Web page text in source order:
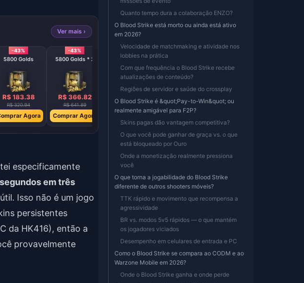
Ver mais ›
-43%
5800 Golds
R$ 183.38
R$ 320.94
Agora
-43%
5800 Golds * 2
R$ 366.82
R$ 641.89
Comprar Agora
-43%
5800 Golds * 4
R$ 1283.77
-43%
5800 Golds * 8
R$ 2567.54
Comprar Agora
especificamente
em três
Isso não é um jogo
persistentes
da HK416), então a
provavelmente
Quanto tempo dura a colaboração ENZO?
O Blood Strike está morto ou ainda está ativo
em 2026?
Velocidade de matchmaking e atividade nos
lobbies na prática
Com que frequência o Blood Strike recebe
atualizações de conteúdo?
Regiões de servidor e saúde do crossplay
O Blood Strike é &quot;Pay-to-Win&quot; ou
realmente amigável para F2P?
Skins pagas dão vantagem competitiva?
O que você pode ganhar de graça vs. o que
está bloqueado por Ouro
Onde a monetização realmente pressiona
você
O que torna a jogabilidade do Blood Strike
diferente de outros shooters móveis?
TTK rápido e movimento que recompensa a
agressividade
BR vs. modos 5v5 rápidos — o que mantém
os jogadores viciados
Desempenho em celulares de entrada e PC
Como o Blood Strike se compara ao CODM e ao
Warzone Mobile em 2026?
Onde o Blood Strike ganha e onde perde